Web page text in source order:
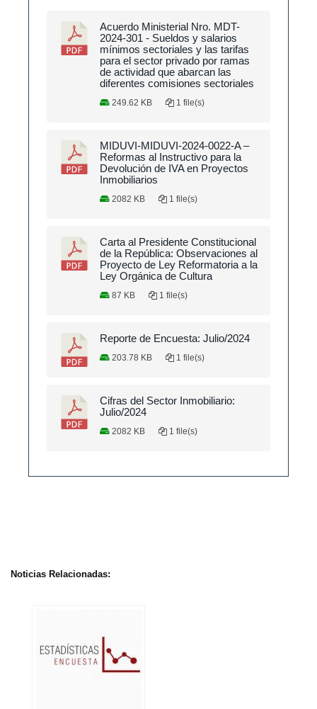
Acuerdo Ministerial Nro. MDT-
2024-301 - Sueldos y salarios
mínimos sectoriales y las tarifas
para el sector privado por ramas
de actividad que abarcan las
diferentes comisiones sectoriales
249.62 KB 1 file(s)
MIDUVI-MIDUVI-2024-0022-A –
Reformas al Instructivo para la
Devolución de IVA en Proyectos
Inmobiliarios
2082 KB 1 file(s)
Carta al Presidente Constitucional
de la República: Observaciones al
Proyecto de Ley Reformatoria a la
Ley Orgánica de Cultura
87 KB 1 file(s)
Reporte de Encuesta: Julio/2024
203.78 KB 1 file(s)
Cifras del Sector Inmobiliario:
Julio/2024
2082 KB 1 file(s)
Noticias Relacionadas: